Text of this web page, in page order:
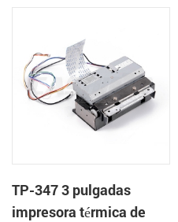
TP-347 3 pulgadas
impresora térmica de